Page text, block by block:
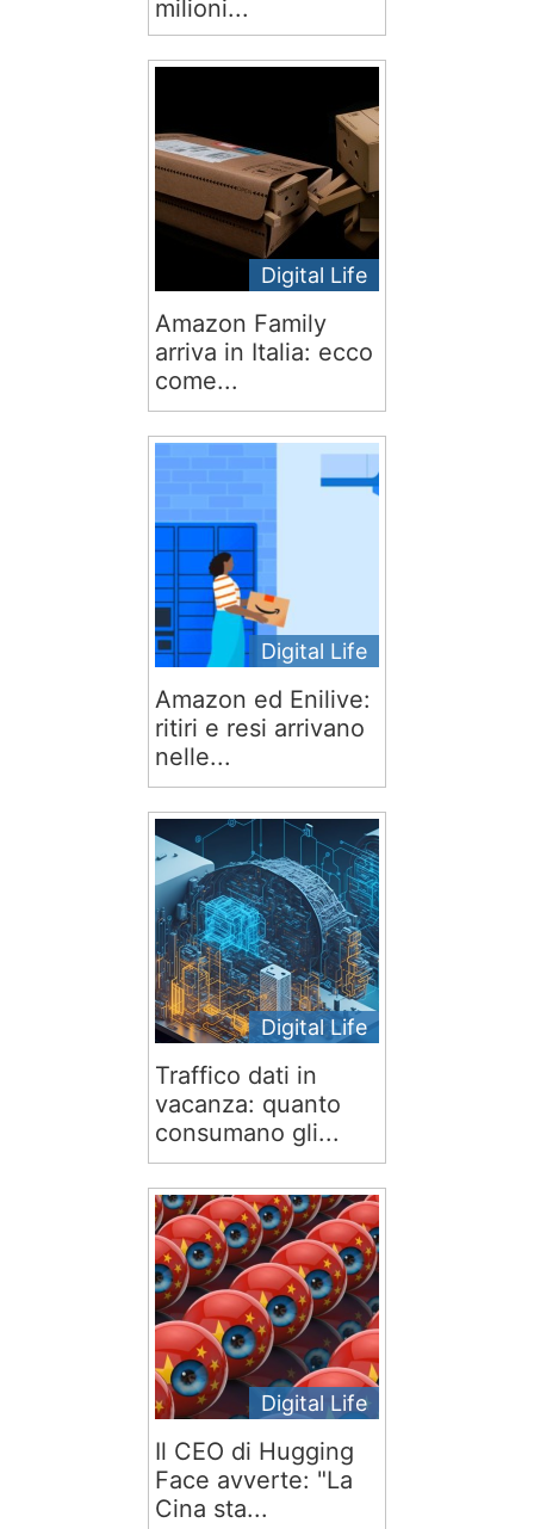
milioni...
Digital Life
Amazon Family
arriva in Italia: ecco
come...
Digital Life
Amazon ed Enilive:
ritiri e resi arrivano
nelle...
Digital Life
Traffico dati in
vacanza: quanto
consumano gli...
Digital Life
Il CEO di Hugging
Face avverte: "La
Cina sta...